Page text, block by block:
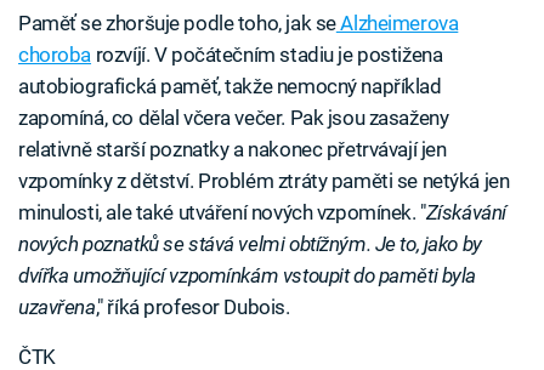
Paměť se zhoršuje podle toho, jak seAlzheimerova
choroba rozvíjí. V počátečním stadiu je postižena
autobiografická paměť, takže nemocný například
zapomíná, co dělal včera večer. Pak jsou zasaženy
relativně starší poznatky a nakonec přetrvávají jen
vzpomínky z dětství. Problém ztráty paměti se netýká jen
minulosti, ale také utváření nových vzpomínek. "Získávání
nových poznatků se stává velmi obtížným. Je to, jako by
dvířka umožňující vzpomínkám vstoupit do paměti byla
uzavřena," říká profesor Dubois.
ČTK